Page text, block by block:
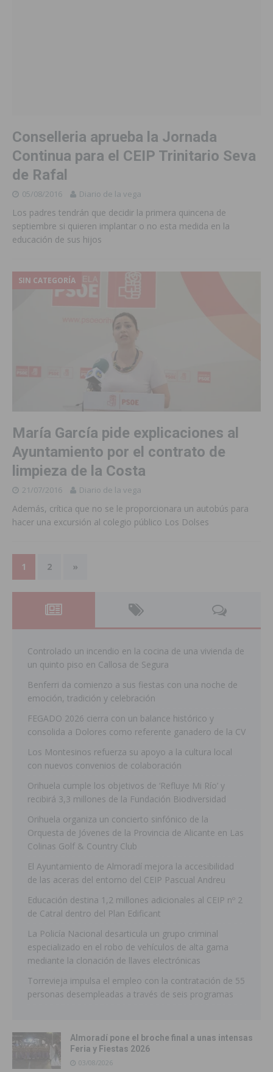
Conselleria aprueba la Jornada
Continua para el CEIP Trinitario Seva
de Rafal
05/08/2016 Diario de la vega
Los padres tendrán que decidir la primera quincena de
septiembre si quieren implantar o no esta medida en la
educación de sus hijos
SIN CATEGORÍA
María García pide explicaciones al
Ayuntamiento por el contrato de
limpieza de la Costa
21/07/2016 Diario de la vega
Además, crítica que no se le proporcionara un autobús para
hacer una excursión al colegio público Los Dolses
1 2 »
Controlado un incendio en la cocina de una vivienda de
un quinto piso en Callosa de Segura
Benferri da comienzo a sus fiestas con una noche de
emoción, tradición y celebración
FEGADO 2026 cierra con un balance histórico y
consolida a Dolores como referente ganadero de la CV
Los Montesinos refuerza su apoyo a la cultura local
con nuevos convenios de colaboración
Orihuela cumple los objetivos de ‘Refluye Mi Río’ y
recibirá 3,3 millones de la Fundación Biodiversidad
Orihuela organiza un concierto sinfónico de la
Orquesta de Jóvenes de la Provincia de Alicante en Las
Colinas Golf & Country Club
El Ayuntamiento de Almoradí mejora la accesibilidad
de las aceras del entorno del CEIP Pascual Andreu
Educación destina 1,2 millones adicionales al CEIP nº 2
de Catral dentro del Plan Edificant
La Policía Nacional desarticula un grupo criminal
especializado en el robo de vehículos de alta gama
mediante la clonación de llaves electrónicas
Torrevieja impulsa el empleo con la contratación de 55
personas desempleadas a través de seis programas
Almoradí pone el broche final a unas intensas
Feria y Fiestas 2026
03/08/2026